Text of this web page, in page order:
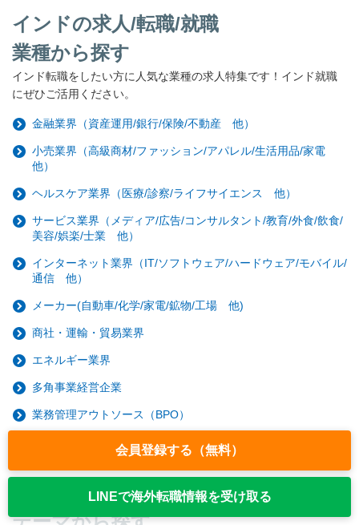
インドの求人/転職/就職
業種から探す
インド転職をしたい方に人気な業種の求人特集です！インド就職
にぜひご活用ください。
金融業界（資産運用/銀行/保険/不動産 他）
小売業界（高級商材/ファッション/アパレル/生活用品/家電
他）
ヘルスケア業界（医療/診察/ライフサイエンス 他）
サービス業界（メディア/広告/コンサルタント/教育/外食/飲食/
美容/娯楽/士業 他）
インターネット業界（IT/ソフトウェア/ハードウェア/モバイル/
通信 他）
メーカー(自動車/化学/家電/鉱物/工場 他)
商社・運輸・貿易業界
エネルギー業界
多角事業経営企業
業務管理アウトソース（BPO）
インドの求人/転職/就職
会員登録する（無料）
LINEで海外転職情報を受け取る